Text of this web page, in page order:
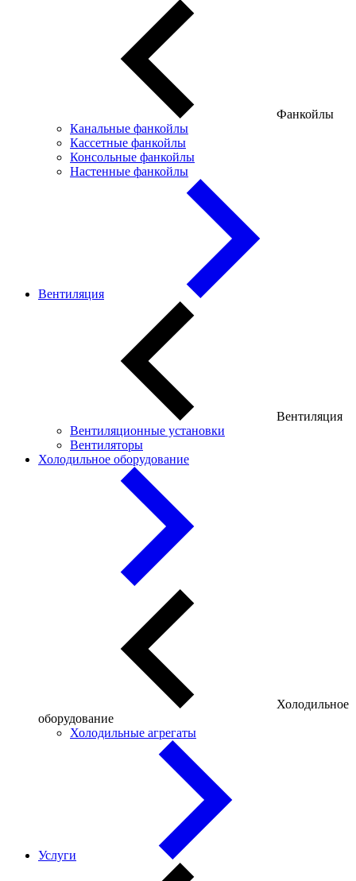
Фанкойлы
Канальные фанкойлы
Кассетные фанкойлы
Консольные фанкойлы
Настенные фанкойлы
Вентиляция
Вентиляция
Вентиляционные установки
Вентиляторы
Холодильное оборудование
Холодильное
оборудование
Холодильные агрегаты
Услуги